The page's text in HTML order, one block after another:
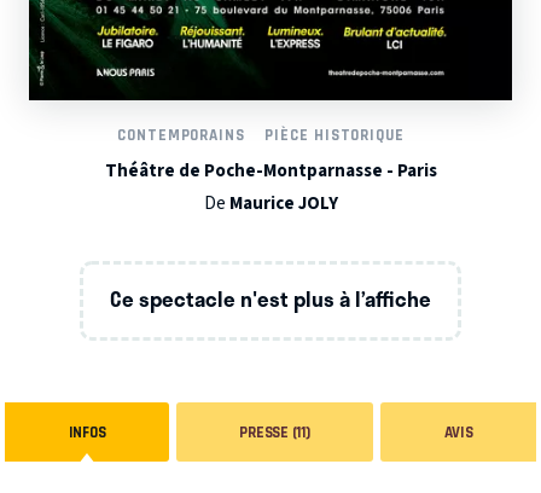
CONTEMPORAINS PIÈCE HISTORIQUE
Théâtre de Poche-Montparnasse - Paris
De Maurice JOLY
Ce spectacle n'est plus à l’affiche
INFOS PRESSE (11) AVIS